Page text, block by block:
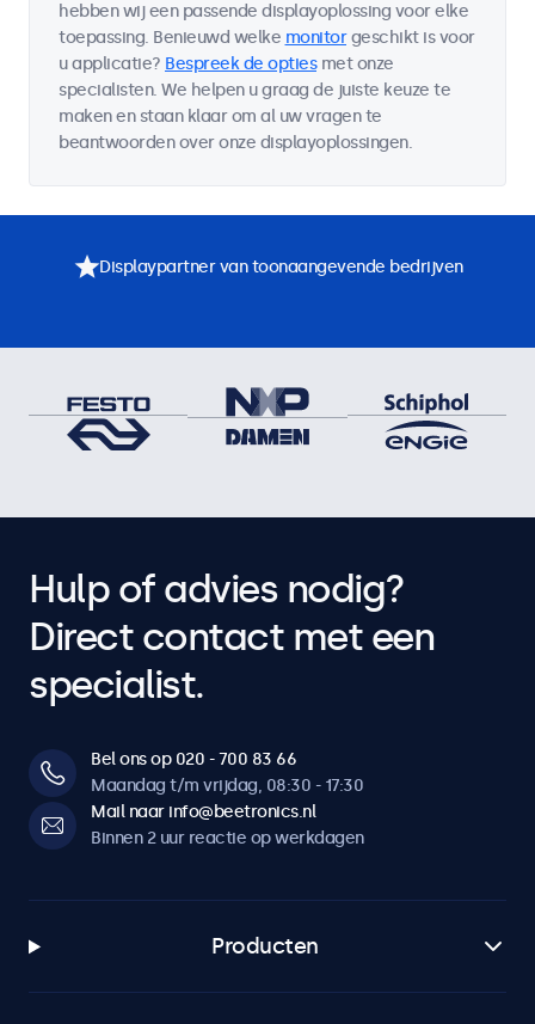
hebben wij een passende displayoplossing voor elke
toepassing. Benieuwd welke monitorgeschikt is voor
u applicatie? Bespreek de optiesmet onze
specialisten. We helpen u graag de juiste keuze te
maken en staan klaar om al uw vragen te
beantwoorden over onze displayoplossingen.
Displaypartner van toonaangevende bedrijven
Hulp of advies nodig?
Direct contact met een
specialist.
Bel ons op 020 - 700 83 66
Maandag t/m vrijdag, 08:30 - 17:30
Mail naar info@beetronics.nl
Binnen 2 uur reactie op werkdagen
Producten